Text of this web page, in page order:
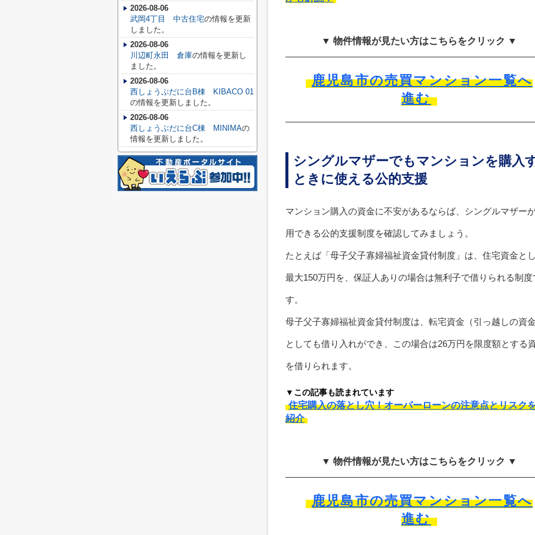
▼ 物件情報が見たい方はこちらをクリック ▼
鹿児島市の売買マンション一覧へ
進む
シングルマザーでもマンションを購入
ときに使える公的支援
マンション購入の資金に不安があるならば、シングルマザー
用できる公的支援制度を確認してみましょう。
たとえば「母子父子寡婦福祉資金貸付制度」は、住宅資金と
最大150万円を、保証人ありの場合は無利子で借りられる制度
す。
母子父子寡婦福祉資金貸付制度は、転宅資金（引っ越しの資金
としても借り入れができ、この場合は26万円を限度額とする
を借りられます。
▼この記事も読まれています
住宅購入の落とし穴！オーバーローンの注意点とリスク
紹介
▼ 物件情報が見たい方はこちらをクリック ▼
鹿児島市の売買マンション一覧へ
進む
2026-08-06
武岡4丁目 中古住宅の情報を更新
しました。
2026-08-06
川辺町永田 倉庫の情報を更新し
ました。
2026-08-06
西しょうぶだに台B棟 KIBACO 01
の情報を更新しました。
2026-08-06
西しょうぶだに台C棟 MINIMAの
情報を更新しました。